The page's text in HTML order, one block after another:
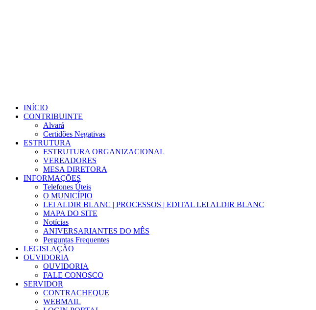
INÍCIO
CONTRIBUINTE
Alvará
Certidões Negativas
ESTRUTURA
ESTRUTURA ORGANIZACIONAL
VEREADORES
MESA DIRETORA
INFORMAÇÕES
Telefones Úteis
O MUNICÍPIO
LEI ALDIR BLANC | PROCESSOS | EDITAL LEI ALDIR BLANC
MAPA DO SITE
Notícias
ANIVERSARIANTES DO MÊS
Perguntas Frequentes
LEGISLAÇÃO
OUVIDORIA
OUVIDORIA
FALE CONOSCO
SERVIDOR
CONTRACHEQUE
WEBMAIL